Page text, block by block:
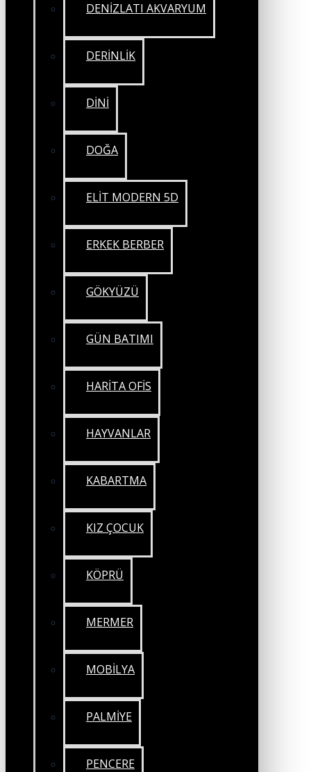
DENİZLATI AKVARYUM
DERİNLİK
DİNİ
DOĞA
ELİT MODERN 5D
ERKEK BERBER
GÖKYÜZÜ
GÜN BATIMI
HARİTA OFİS
HAYVANLAR
KABARTMA
KIZ ÇOCUK
KÖPRÜ
MERMER
MOBİLYA
PALMİYE
PENCERE